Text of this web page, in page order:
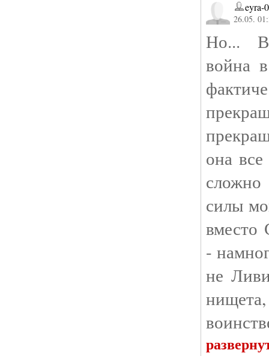
eyra-
26.05.
Но...
война
она
силы
вместо
-
не